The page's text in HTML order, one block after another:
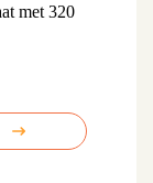
met 320